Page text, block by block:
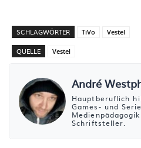
SCHLAGWÖRTER TiVo Vestel
QUELLE Vestel
André
Hauptberuflich
Games- und
Schriftsteller.